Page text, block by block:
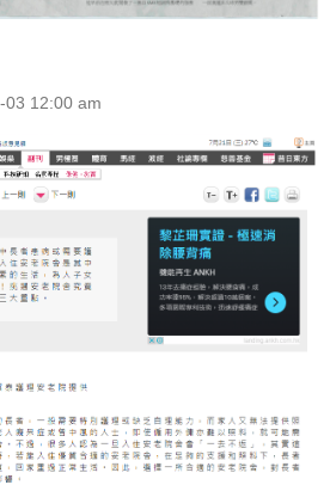
12:00 am